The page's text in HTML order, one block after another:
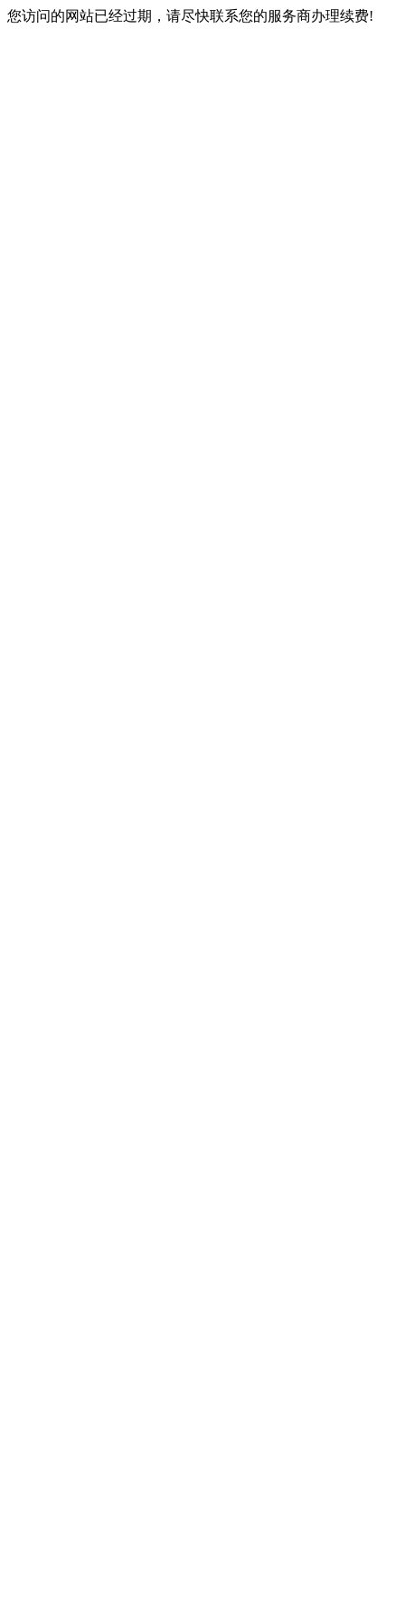
您访问的网站已经过期，请尽快联系您的服务商办理续费!